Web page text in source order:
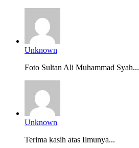
Unknown
Foto Sultan Ali Muhammad Syah...
Unknown
Terima kasih atas Ilmunya...